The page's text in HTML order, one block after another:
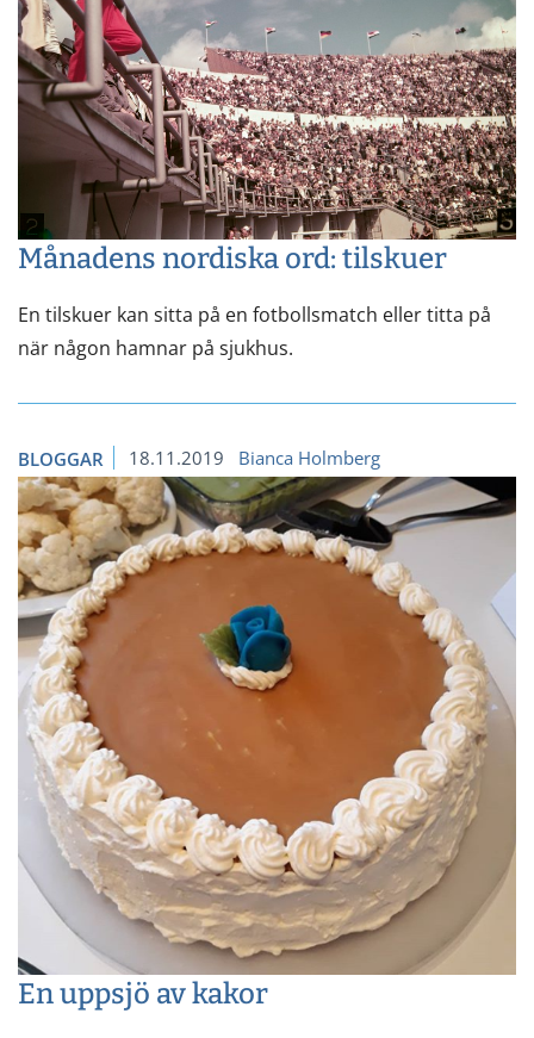
Månadens nordiska ord: tilskuer
En tilskuer kan sitta på en fotbollsmatch eller titta på
när någon hamnar på sjukhus.
BLOGGAR 18.11.2019 Bianca Holmberg
En uppsjö av kakor